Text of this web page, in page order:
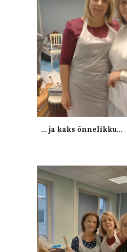
... ja kaks õnnelikku...